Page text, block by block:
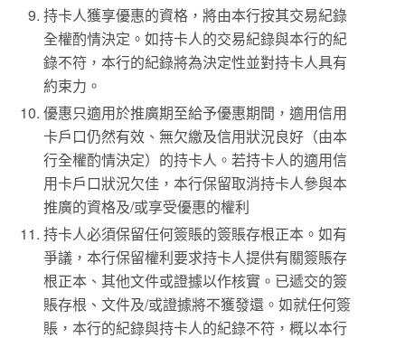
持卡人獲享優惠的資格，將由本行按其交易紀錄
全權酌情決定。如持卡人的交易紀錄與本行的紀
錄不符，本行的紀錄將為決定性並對持卡人具有
約束力。
優惠只適用於推廣期至給予優惠期間，適用信用
卡戶口仍然有效、無欠繳及信用狀況良好（由本
行全權酌情決定）的持卡人。若持卡人的適用信
用卡戶口狀況欠佳，本行保留取消持卡人參與本
推廣的資格及/或享受優惠的權利
持卡人必須保留任何簽賬的簽賬存根正本。如有
爭議，本行保留權利要求持卡人提供有關簽賬存
根正本、其他文件或證據以作核實。已遞交的簽
賬存根、文件及/或證據將不獲發還。如就任何簽
賬，本行的紀錄與持卡人的紀錄不符，概以本行